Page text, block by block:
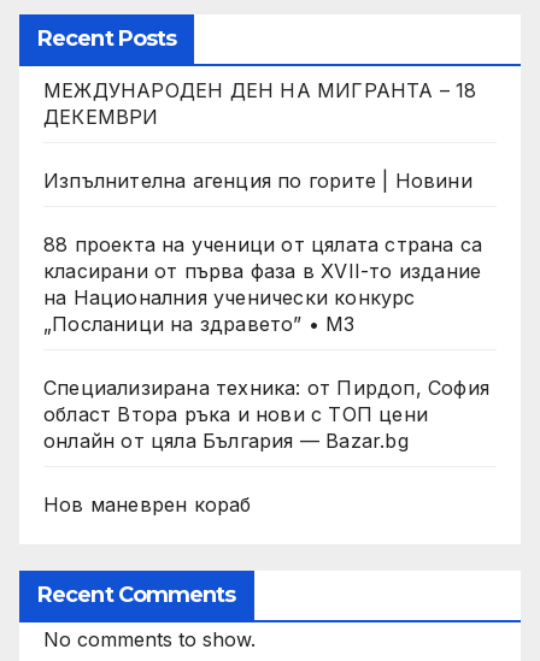
Recent Posts
МЕЖДУНАРОДЕН ДЕН НА МИГРАНТА – 18
ДЕКЕМВРИ
Изпълнителна агенция по горите | Новини
88 проекта на ученици от цялата страна са
класирани от първа фаза в XVII-то издание
на Националния ученически конкурс
„Посланици на здравето” • МЗ
Специализирана техника: от Пирдоп, София
област Втора ръка и нови с ТОП цени
онлайн от цяла България — Bazar.bg
Нов маневрен кораб
Recent Comments
No comments to show.